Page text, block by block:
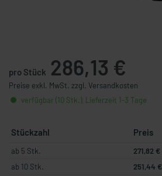
pro Stück 286,13 €
Preise exkl. MwSt. zzgl. Versandkosten
verfügbar (10 Stk.), Lieferzeit 1-3 Tage
Stückzahl Preis
ab 5 Stk. 271,82 €
ab 10 Stk.
251,44 €